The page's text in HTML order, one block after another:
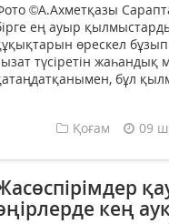
©А.Ахметқазы
ең ауыр
өрескел бұзып
түсіретін жаһандық
бұл
Қоғам 09
кең